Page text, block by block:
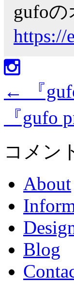
gufo
https://
←
『
『gufo
コメン
About
Blog